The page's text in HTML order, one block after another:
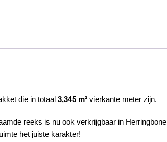
die in totaal 3,345 m²vierkante meter zijn.
reeks is nu ook verkrijgbaar in Herringbone
het juiste karakter!